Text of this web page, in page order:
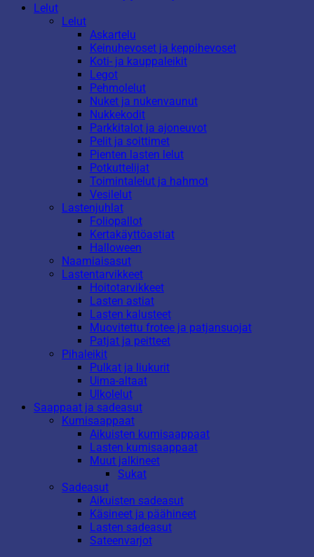
Lelut
Lelut
Askartelu
Keinuhevoset ja keppihevoset
Koti- ja kauppaleikit
Legot
Pehmolelut
Nuket ja nukenvaunut
Nukkekodit
Parkkitalot ja ajoneuvot
Pelit ja soittimet
Pienten lasten lelut
Potkuttelijat
Toimintalelut ja hahmot
Vesilelut
Lastenjuhlat
Foliopallot
Kertakäyttöastiat
Halloween
Naamiaisasut
Lastentarvikkeet
Hoitotarvikkeet
Lasten astiat
Lasten kalusteet
Muovitettu frotee ja patjansuojat
Patjat ja peitteet
Pihaleikit
Pulkat ja liukurit
Uima-altaat
Ulkolelut
Saappaat ja sadeasut
Kumisaappaat
Aikuisten kumisaappaat
Lasten kumisaappaat
Muut jalkineet
Sukat
Sadeasut
Aikuisten sadeasut
Käsineet ja päähineet
Lasten sadeasut
Sateenvarjot